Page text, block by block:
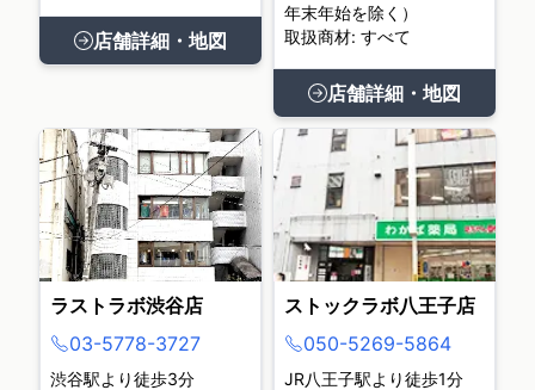
店舗詳細・地図
年末年始を除く）
取扱商材: すべて
店舗詳細・地図
ラストラボ渋谷店
03-5778-3727
渋谷駅より徒歩3分
ストックラボ八王子店
050-5269-5864
JR八王子駅より徒歩1分